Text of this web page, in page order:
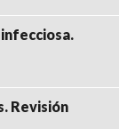
Revisión